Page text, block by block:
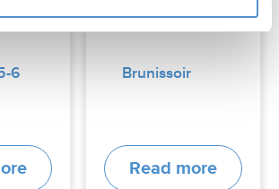
6 Brunissoir
Read more